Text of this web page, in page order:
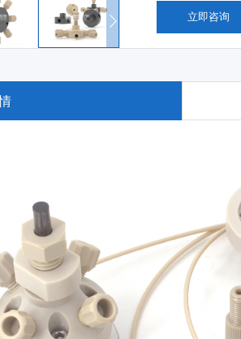
立即咨询